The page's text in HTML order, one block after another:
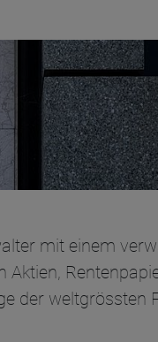
mit einem
der weltgrössten